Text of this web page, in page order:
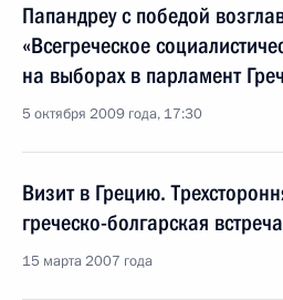
Папандреу с победой
«Всегреческое
на выборах в парламент
5 октября 2009 года, 17:30
Визит в Грецию.
греческо-болгарская встреча
15 марта 2007 года